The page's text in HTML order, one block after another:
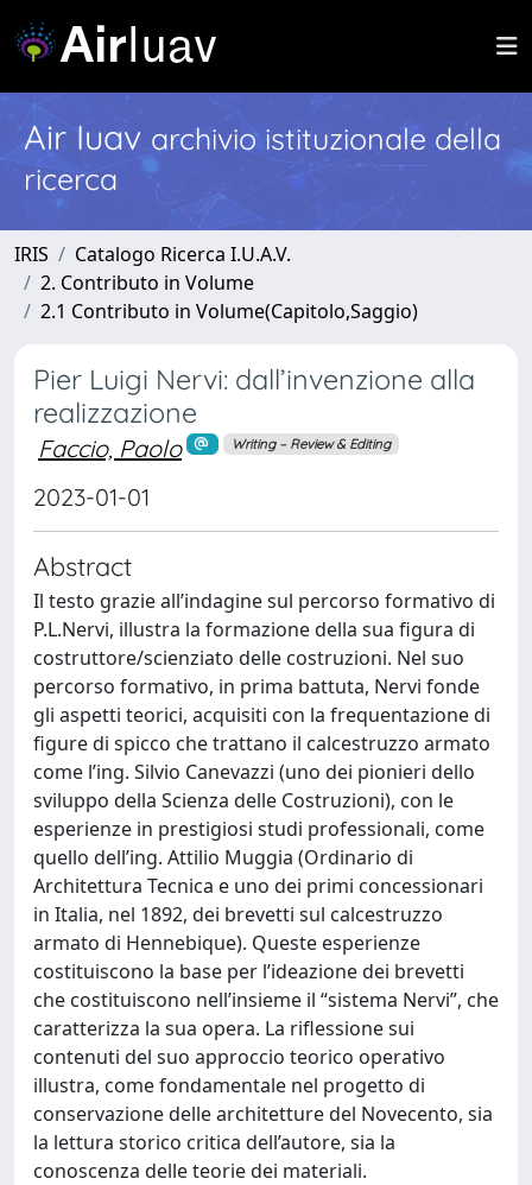
Air Iuav archivio istituzionale della
ricerca
IRIS
Catalogo Ricerca I.U.A.V.
2. Contributo in Volume
2.1 Contributo in Volume(Capitolo,Saggio)
Pier Luigi Nervi: dall’invenzione alla
realizzazione
Faccio, Paolo Writing – Review & Editing
2023-01-01
Abstract
Il testo grazie all’indagine sul percorso formativo di
P.L.Nervi, illustra la formazione della sua figura di
costruttore/scienziato delle costruzioni. Nel suo
percorso formativo, in prima battuta, Nervi fonde
gli aspetti teorici, acquisiti con la frequentazione di
figure di spicco che trattano il calcestruzzo armato
come l’ing. Silvio Canevazzi (uno dei pionieri dello
sviluppo della Scienza delle Costruzioni), con le
esperienze in prestigiosi studi professionali, come
quello dell’ing. Attilio Muggia (Ordinario di
Architettura Tecnica e uno dei primi concessionari
in Italia, nel 1892, dei brevetti sul calcestruzzo
armato di Hennebique). Queste esperienze
costituiscono la base per l’ideazione dei brevetti
che costituiscono nell’insieme il “sistema Nervi”, che
caratterizza la sua opera. La riflessione sui
contenuti del suo approccio teorico operativo
illustra, come fondamentale nel progetto di
conservazione delle architetture del Novecento, sia
la lettura storico critica dell’autore, sia la
conoscenza delle teorie dei materiali.